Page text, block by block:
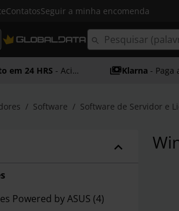
ContatosSeguir a minha encomenda
em 24 HRS - Acima dos 50€ Klarna - Paga
Software Software de Servidor e
Powered by ASUS (4)